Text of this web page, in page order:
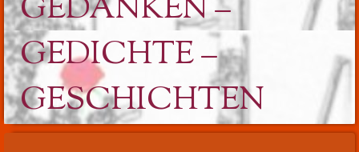
EDANKEN – G
EDICHTE – G
ESCHICHTEN